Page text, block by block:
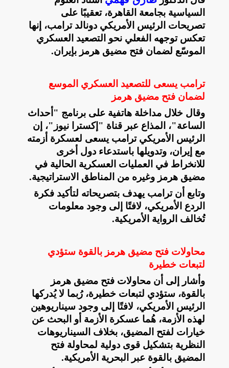
السياسية بجامعة القاهرة، تعقيبًا على
تصريحات الرئيس الأمريكي دونالد ترامب، إنها
تعكس توجهه الفعلي نحو التصعيد العسكري
الموسّع لضمان فتح مضيق هرمز بإيران.
ترامب يسعى للتصعيد العسكري الموسع
لضمان فتح مضيق هرمز
وقال خلال مداخلة هاتفية على برنامج "أحداث
الساعة"، المذاع عبر قناة "إكسترا نيوز"، إن
الرئيس الأمريكي ترامب يسعى لعسكرة أزمته
مع إيران، وتدويلها باستدعاء دول أخرى
للانخراط في العمليات العسكرية الحالية في
مضيق هرمز وغيره من المناطق الاستراتيجية.
وتابع أن ترامب يهدف بتصريحاته لتأكيد فكرة
الردع الأمريكي، لافتًا إلى وجود معلومات
تُخالف الرواية الأمريكية.
محاولات فتح مضيق هرمز بالقوة ستؤدي
لتبعات خطيرة
وأشار إلى أن محاولات فتح مضيق هرمز
بالقوة، ستؤدي لتبعات خطيرة، رُبما لا يُدركها
الرئيس الأمريكي، لافتًا إلى وجود سيناريوهين
لهذه الأزمة، هُما عسكرة الأزمة أو البحث عن
خيارات لفتح المضيق، بخلاف السيناريوهات
النظرية بتشكيل قوى دولية لمحاولة فتح
المضيق بالقوة عبر البحرية الأمريكية.